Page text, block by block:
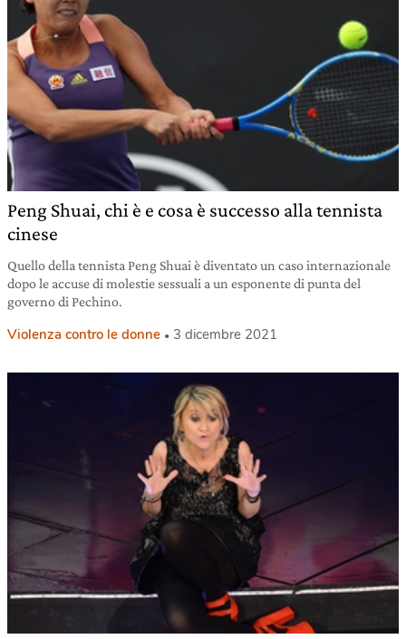
Peng Shuai, chi è e cosa è successo alla tennista
cinese
Quello della tennista Peng Shuai è diventato un caso internazionale
dopo le accuse di molestie sessuali a un esponente di punta del
governo di Pechino.
Violenza contro le donne 3 dicembre 2021